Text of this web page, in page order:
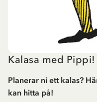
Kalasa med Pippi!
Planerar ni ett kalas?
kan hitta på!